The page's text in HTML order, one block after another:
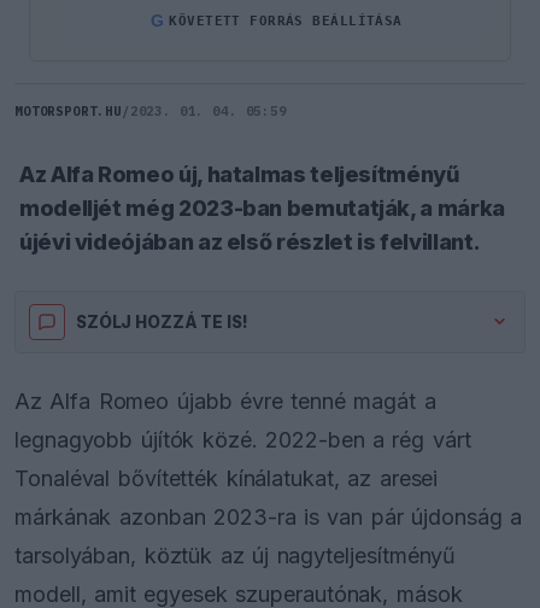
G KÖVETETT FORRÁS BEÁLLÍTÁSA
MOTORSPORT.HU / 2023. 01. 04. 05:59
Az Alfa Romeo új, hatalmas teljesítményű
modelljét még 2023-ban bemutatják, a márka
újévi videójában az első részlet is felvillant.
SZÓLJ HOZZÁ TE IS!
Az Alfa Romeo újabb évre tenné magát a
legnagyobb újítók közé. 2022-ben a rég várt
Tonaléval bővítették kínálatukat, az aresei
márkának azonban 2023-ra is van pár újdonság a
tarsolyában, köztük az új nagyteljesítményű
modell, amit egyesek szuperautónak, mások